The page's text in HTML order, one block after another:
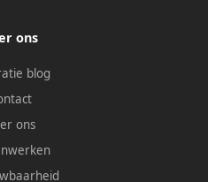
ons
blog
ons